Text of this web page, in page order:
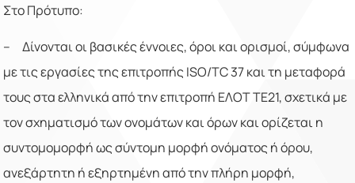
Στο Πρότυπο:
– Δίνονται οι βασικές έννοιες, όροι και ορισμοί, σύμφωνα
με τις εργασίες της επιτροπής ISO/TC37 και τη μεταφορά
τους στα ελληνικά από την επιτροπή ΕΛΟΤ ΤΕ21, σχετικά με
τον σχηματισμό των ονομάτων και όρων και ορίζεται η
συντομομορφή ως σύντομη μορφή ονόματος ή όρου,
ανεξάρτητη ή εξηρτημένη από την πλήρη μορφή,